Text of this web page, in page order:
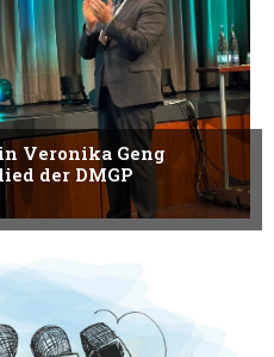
Veronika Geng
der DMGP